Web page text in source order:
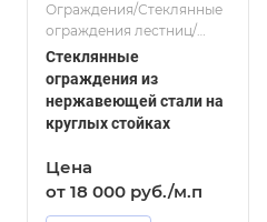
Ограждения/Стеклянные
ограждения лестниц/
Стеклянные ограждения
для террасы/Стеклянные
ограждения балкона/
Стеклянные ограждения
крыш и парапетов/
из нержавеющей стали
Стеклянные
ограждения из
нержавеющей стали на
круглых стойках
Цена
от 18 000 руб./м.п